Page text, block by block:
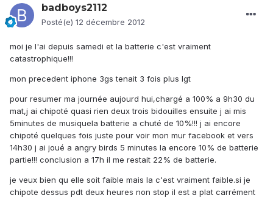
badboys2112
Posté(e) 12 décembre 2012
moi je l'ai depuis samedi et la batterie c'est vraiment
catastrophique!!!
mon precedent iphone 3gs tenait 3 fois plus lgt
pour resumer ma journée aujourd hui,chargé a 100% a 9h30 du
mat,j ai chipoté quasi rien deux trois bidouilles ensuite j ai mis
5minutes de musiquela batterie a chuté de 10%!!! j ai encore
chipoté quelques fois juste pour voir mon mur facebook et vers
14h30 j ai joué a angry birds 5 minutes la encore 10% de batterie
partie!!! conclusion a 17h il me restait 22% de batterie.
je veux bien qu elle soit faible mais la c'est vraiment faible.si je
chipote dessus pdt deux heures non stop il est a plat carrément